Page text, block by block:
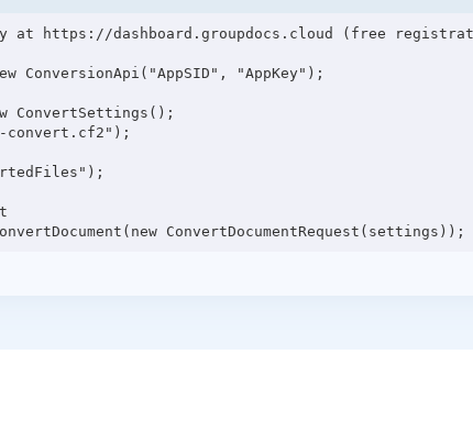
at https://dashboard.groupdocs.cloud (free
ConversionApi("AppSID", "AppKey");
ConvertSettings();